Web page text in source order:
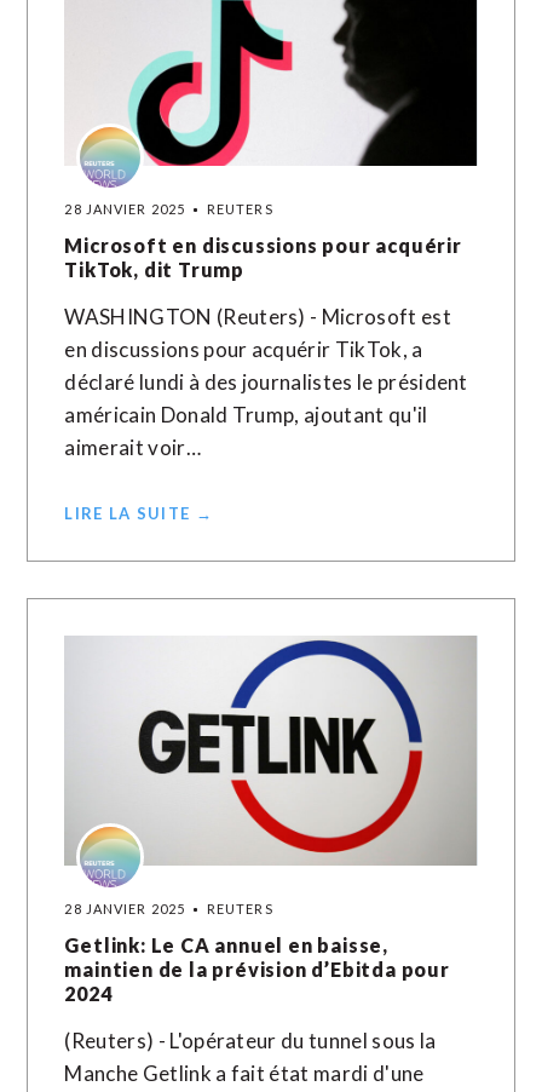
28 JANVIER 2025 REUTERS
Microsoft en discussions pour acquérir
TikTok, dit Trump
WASHINGTON (Reuters) - Microsoft est
en discussions pour acquérir TikTok, a
déclaré lundi à des journalistes le président
américain Donald Trump, ajoutant qu'il
aimerait voir…
LIRE LA SUITE →
28 JANVIER 2025 REUTERS
Getlink: Le CA annuel en baisse,
maintien de la prévision d’Ebitda pour
2024
(Reuters) - L'opérateur du tunnel sous la
Manche Getlink a fait état mardi d'une